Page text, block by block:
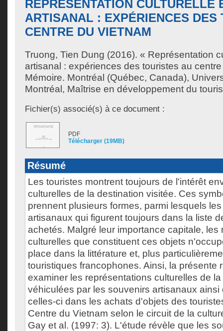
REPRÉSENTATION CULTURELLE
ARTISANAL : EXPÉRIENCES DES
CENTRE DU VIETNAM
Truong, Tien Dung (2016). « Représentation
artisanal : expériences des touristes au
Mémoire. Montréal (Québec, Canada),
Montréal, Maîtrise en développement du
Fichier(s) associé(s) à ce document :
PDF
Télécharger (19MB)
Résumé
Les touristes montrent toujours de l'intérêt
culturelles de la destination visitée. Ces
prennent plusieurs formes, parmi lesquels
artisanaux qui figurent toujours dans la liste
achetés. Malgré leur importance capitale, les
culturelles que constituent ces objets
place dans la littérature et, plus
touristiques francophones. Ainsi, la présente
examiner les représentations culturelles de
véhiculées par les souvenirs artisanaux ainsi
celles-ci dans les achats d'objets des
Centre du Vietnam selon le circuit de la
Gay et al. (1997: 3). L'étude révèle que les